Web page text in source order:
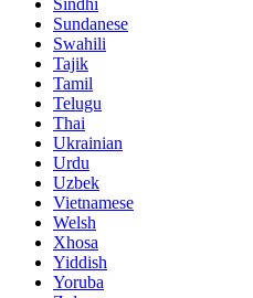
Sundanese
Swahili
Tajik
Tamil
Telugu
Thai
Ukrainian
Urdu
Uzbek
Vietnamese
Welsh
Xhosa
Yiddish
Yoruba